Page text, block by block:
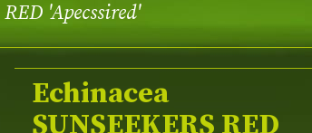
'Apecssired'
Echinacea